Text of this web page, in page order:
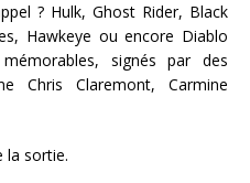
? Hulk, Ghost Rider, Black
Hawkeye ou encore Diablo
signés par des
Chris Claremont, Carmine
la sortie.